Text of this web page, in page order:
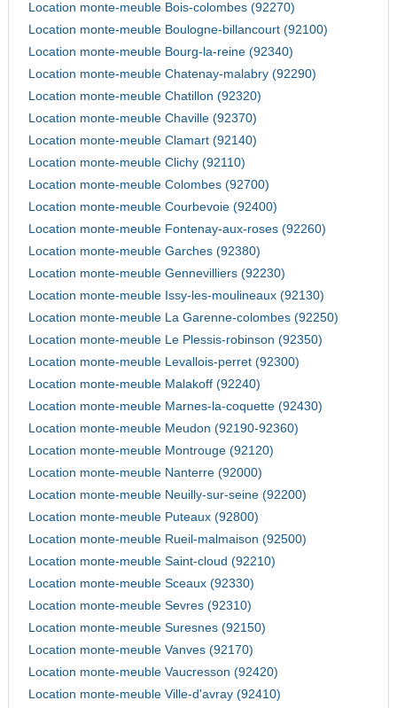
Location monte-meuble Bois-colombes (92270)
Location monte-meuble Boulogne-billancourt (92100)
Location monte-meuble Bourg-la-reine (92340)
Location monte-meuble Chatenay-malabry (92290)
Location monte-meuble Chatillon (92320)
Location monte-meuble Chaville (92370)
Location monte-meuble Clamart (92140)
Location monte-meuble Clichy (92110)
Location monte-meuble Colombes (92700)
Location monte-meuble Courbevoie (92400)
Location monte-meuble Fontenay-aux-roses (92260)
Location monte-meuble Garches (92380)
Location monte-meuble Gennevilliers (92230)
Location monte-meuble Issy-les-moulineaux (92130)
Location monte-meuble La Garenne-colombes (92250)
Location monte-meuble Le Plessis-robinson (92350)
Location monte-meuble Levallois-perret (92300)
Location monte-meuble Malakoff (92240)
Location monte-meuble Marnes-la-coquette (92430)
Location monte-meuble Meudon (92190-92360)
Location monte-meuble Montrouge (92120)
Location monte-meuble Nanterre (92000)
Location monte-meuble Neuilly-sur-seine (92200)
Location monte-meuble Puteaux (92800)
Location monte-meuble Rueil-malmaison (92500)
Location monte-meuble Saint-cloud (92210)
Location monte-meuble Sceaux (92330)
Location monte-meuble Sevres (92310)
Location monte-meuble Suresnes (92150)
Location monte-meuble Vanves (92170)
Location monte-meuble Vaucresson (92420)
Location monte-meuble Ville-d'avray (92410)